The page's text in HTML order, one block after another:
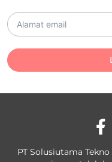
PT Solusiutama